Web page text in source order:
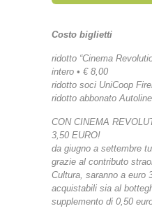
Costo biglietti
ridotto “Cinema
intero • € 8,00
ridotto soci UniCoop
ridotto abbonato
CON CINEMA
3,50 EURO!
da giugno a settembre
grazie al contributo
Cultura, saranno a euro
acquistabili sia al
supplemento di 0,50